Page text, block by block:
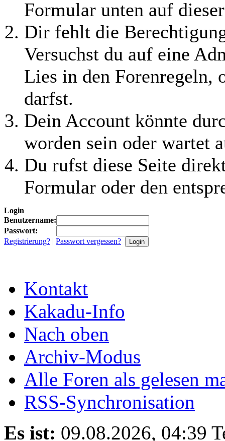
Formular unten auf
Dir fehlt die
Versuchst du auf eine
Lies in den Forenregeln,
darfst.
Dein Account könnte
worden sein oder wartet
Du rufst diese Seite
Formular oder den
Login
Benutzername:
Passwort:
Registrierung? | Passwort vergessen?
Kontakt
Kakadu-Info
Nach oben
Archiv-Modus
Alle Foren als gelesen
RSS-Synchronisation
Es ist: 09.08.2026, 04:39